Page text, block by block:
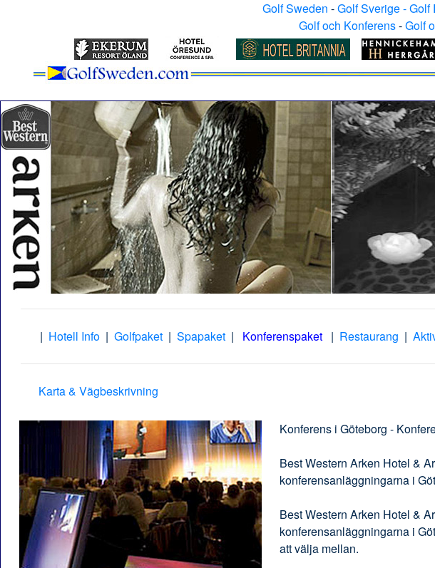
Golf Sweden -Golf Sverige - Golf
Golf och Konferens-Golf
| Hotell Info | Golfpaket | Spapaket | Konferenspaket | Restaurang |
Karta & Vägbeskrivning
Konferens i Göteborg -
Best Western Arken Hotel &
konferensanläggningarna i
Best Western Arken Hotel &
konferensanläggningarna i
att välja mellan.